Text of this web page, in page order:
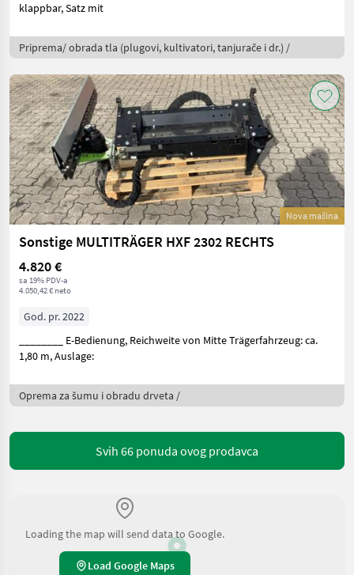
klappbar, Satz mit
Priprema/ obrada tla (plugovi, kultivatori, tanjurače i dr.) /
Nova mašina
Sonstige MULTITRÄGER HXF 2302 RECHTS
4.820 €
sa 19% PDV-a
4.050,42 € neto
God. pr. 2022
________ E-Bedienung, Reichweite von Mitte Trägerfahrzeug: ca.
1,80 m, Auslage:
Oprema za šumu i obradu drveta /
Svih 66 ponuda ovog prodavca
Loading the map will send data to Google.
Load Google Maps